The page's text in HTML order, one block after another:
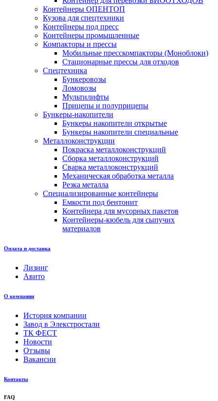
Контейнеры ОПЕНТОП
Кузова для спецтехники
Контейнеры под пресс
Контейнеры промышленные
Компакторы и прессы
Мобильные пресскомпакторы (Моноблоки)
Стационарные прессы для отходов
Спецтехника
Бункеровозы
Ломовозы
Мультилифты
Прицепы и полуприцепы
Бункеры-накопители
Бункеры накопители открытые
Бункеры накопители специальные
Металлоконструкции
Покраска металлоконструкций
Сборка металлоконструкций
Сварка металлоконструкций
Механическая обработка металла
Резка металла
Специализированные контейнеры
Емкости под бентонит
Контейнера для мусорных пакетов
Контейнеры-кюбель для сыпучих
материалов
Оплата и доставка
Лизинг
Авито
О компании
История компании
Завод в Элекстростали
ТК ФЕСТ
Новости
Отзывы
Вакансии
Контакты
FAQ